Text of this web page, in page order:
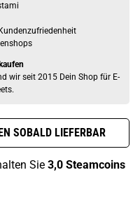
wir seit 2015 Dein Shop für E-
SOBALD LIEFERBAR
Sie 3,0 Steamcoins